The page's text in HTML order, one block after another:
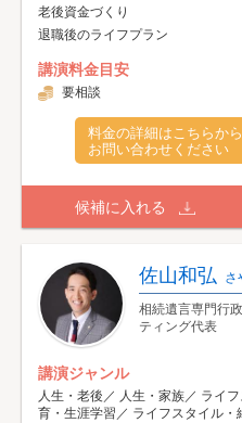
老後資金づくり
退職後のライフプラン
講演料金目安
要相談
料金の詳細はこちらから
お問い合わせください
候補に入れる
佐山和弘 さ
相続遺言専門行
ティング代表
講演ジャンル
人生・老後／ 人生・家族／ ライ
育・生涯学習／ ライフスタイル・